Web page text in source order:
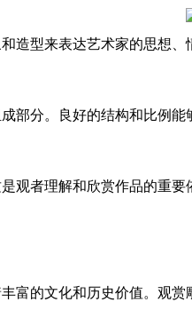
型来表达艺术家的思想、
分。良好的结构和比例能
者理解和欣赏作品的重要
的文化和历史价值。观赏